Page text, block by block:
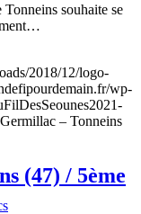
souhaite se
2018/12/logo-
wp-
2021-
– Tonneins
(47) / 5ème